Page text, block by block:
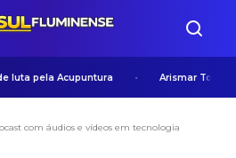
luta pela Acupuntura Arismar
com áudios e vídeos em tecnologia